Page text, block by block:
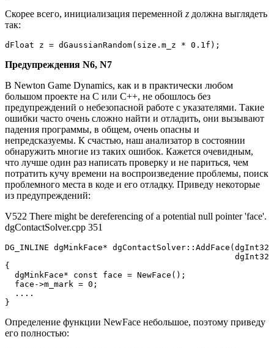
Скорее всего, инициализация переменной z должна выглядеть
так:
dFloat z = dGaussianRandom(size.m_z * 0.1f);
Предупреждения N6, N7
В Newton Game Dynamics, как и в практически любом
большом проекте на С или С++, не обошлось без
предупреждений о небезопасной работе с указателями. Такие
ошибки часто очень сложно найти и отладить, они вызывают
падения программы, в общем, очень опасны и
непредсказуемы. К счастью, наш анализатор в состоянии
обнаружить многие из таких ошибок. Кажется очевидным,
что лучше один раз написать проверку и не париться, чем
потратить кучу времени на воспроизведение проблемы, поиск
проблемного места в коде и его отладку. Приведу некоторые
из предупреждений:
V522 There might be dereferencing of a potential null pointer 'face'.
dgContactSolver.cpp 351
DG_INLINE dgMinkFace*
dgInt32
{
  dgMinkFace* const face = NewFace();
  face->m_mark = 0;
  ....
}
Определение функции NewFace небольшое, поэтому приведу
его полностью: